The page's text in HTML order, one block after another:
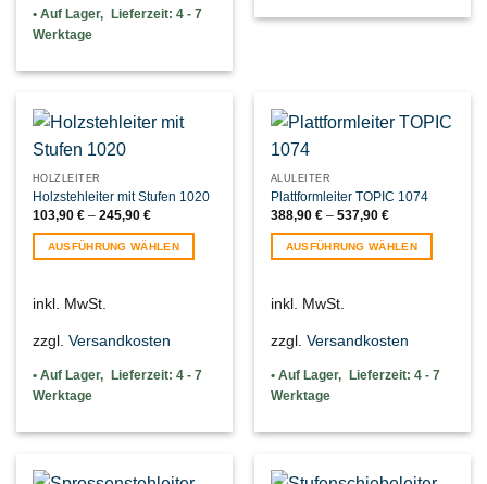
auf.
Die
können
der
gewählt
werden
Lieferzeit: 4 - 7
Werktage
der
gewählt
werden
HOLZLEITER
Holzstehleiter mit Stufen 1020
103,90 €– 245,90 €
AUSFÜHRUNG WÄHLEN
weist
Varianten
auf.
Die
können
der
inkl. MwSt.
zzgl. Versandkosten
Lieferzeit: 4 - 7
Werktage
ALULEITER
Plattformleiter TOPIC 1074
388,90 €– 537,90 €
AUSFÜHRUNG WÄHLEN
weist
Varianten
auf.
Die
können
der
inkl. MwSt.
zzgl. Versandkosten
Lieferzeit: 4 - 7
Werktage